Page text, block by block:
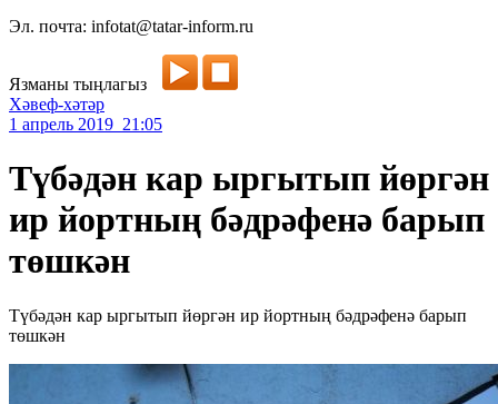
Эл. почта: infotat@tatar-inform.ru
Язманы тыңлагыз
Хәвеф-хәтәр
1 апрель 2019 21:05
Түбәдән кар ыргытып йөргән
ир йортның бәдрәфенә барып
төшкән
Түбәдән кар ыргытып йөргән ир йортның бәдрәфенә барып
төшкән